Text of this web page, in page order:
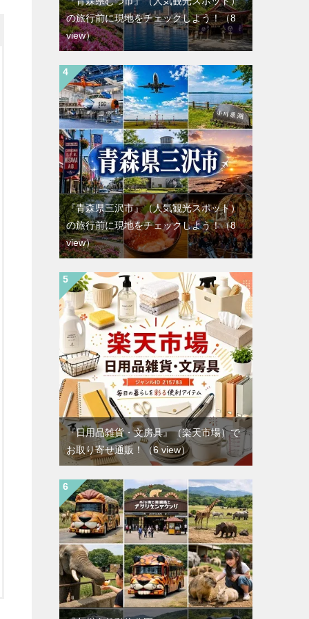
の旅行前に現地をチェックしよう！（8
view）
『青森県三沢市』（人気観光スポット）
の旅行前に現地をチェックしよう！（8
view）
『日用品雑貨・文房具』（楽天市場）で
お取り寄せ通販！（6 view）